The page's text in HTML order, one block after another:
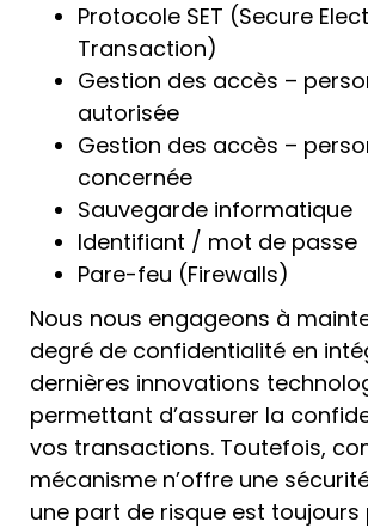
Protocole SET (Secure
Transaction)
Gestion des accès –
autorisée
Gestion des accès –
concernée
Sauvegarde informatique
Identifiant / mot de passe
Pare-feu (Firewalls)
Nous nous engageons à
degré de confidentialité en
dernières innovations
permettant d’assurer la
vos transactions. Toutefois,
mécanisme n’offre une
une part de risque est toujours